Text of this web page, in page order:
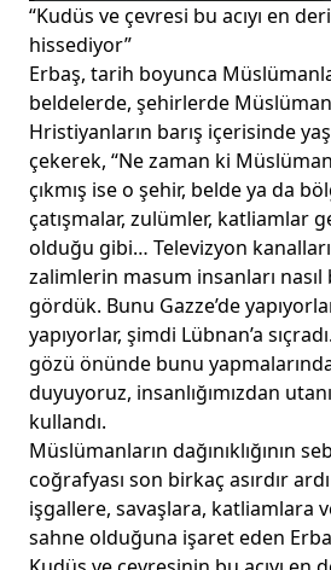
“Kudüs ve çevresi bu acıyı en
hissediyor”
Erbaş, tarih boyunca
beldelerde, şehirlerde
Hristiyanların barış içerisinde
çekerek, “Ne zaman ki
çıkmış ise o şehir, belde ya da
çatışmalar, zulümler, katliamlar
olduğu gibi… Televizyon
zalimlerin masum insanları nasıl
gördük. Bunu Gazze’de
yapıyorlar, şimdi Lübnan’a
gözü önünde bunu
duyuyoruz, insanlığımızdan
kullandı.
Müslümanların dağınıklığının
coğrafyası son birkaç asırdır
işgallere, savaşlara, katliamlara
sahne olduğuna işaret eden